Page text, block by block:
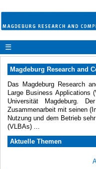
☰
Magdeburg Research and
Das Magdeburg Research
Large Business
Universität Magdeburg.
Zusammenarbeit mit seinen
Nutzung und dem Betrieb
(VLBAs) ...
Aktuelle Themen